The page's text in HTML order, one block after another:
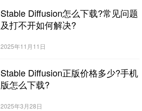
Stable Diffusion怎么下载?常见问题
及打不开如何解决?
2025年11月11日
Stable Diffusion正版价格多少?手机
版怎么下载?
2025年3月28日